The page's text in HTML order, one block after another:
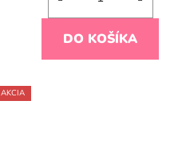
DO KOŠÍKA
AKCIA